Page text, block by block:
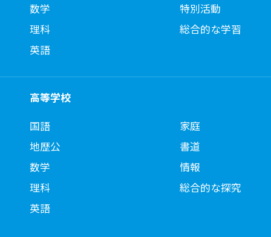
数学
理科
英語
特別活動
総合的な学習
高等学校
国語
地歴公
数学
理科
英語
家庭
書道
情報
総合的な探究